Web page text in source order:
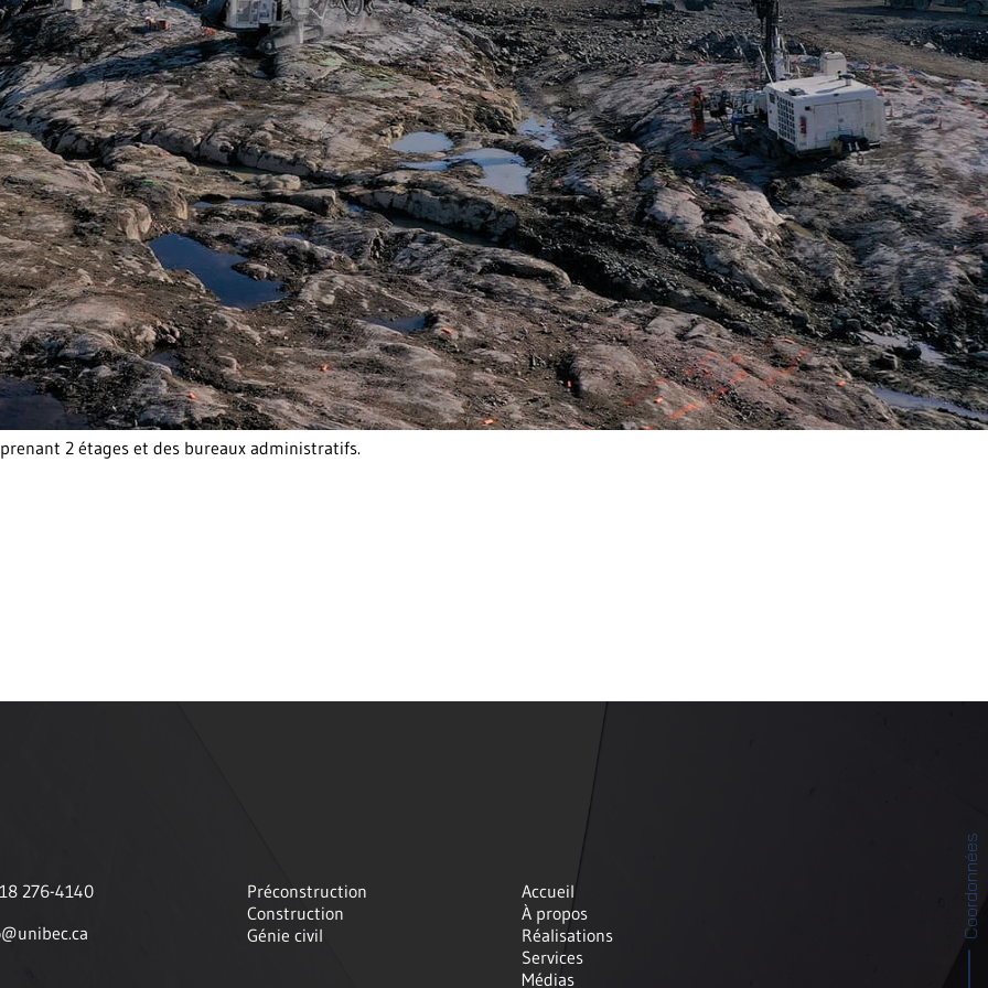
2 étages et des bureaux administratifs.
276-4140
Préconstruction
Construction
Génie civil
Accueil
À propos
Réalisations
Services
Médias
Coordonnées